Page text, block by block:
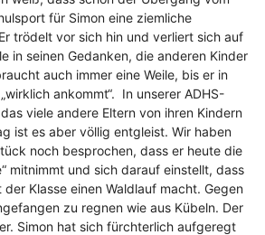
für Simon eine ziemliche
trödelt vor sich hin und verliert sich auf
in seinen Gedanken, die anderen Kinder
auch immer eine Weile, bis er in
ankommt“. In unserer ADHS-
viele andere Eltern von ihren Kindern
ist es aber völlig entgleist. Wir haben
noch besprochen, dass er heute die
mitnimmt und sich darauf einstellt, dass
Klasse einen Waldlauf macht. Gegen
zu regnen wie aus Kübeln. Der
Simon hat sich fürchterlich aufgeregt